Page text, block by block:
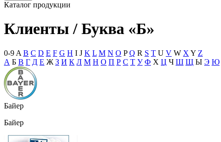
Каталог продукции
Клиенты / Буква «Б»
0-9 A B C D E F G H I J K L M N O P Q R S T U V W X Y Z
А Б В Г Д Е Ж З И К Л М Н О П Р С Т У Ф Х Ц Ч Ш Щ Ы Э Ю
Байер
Байер